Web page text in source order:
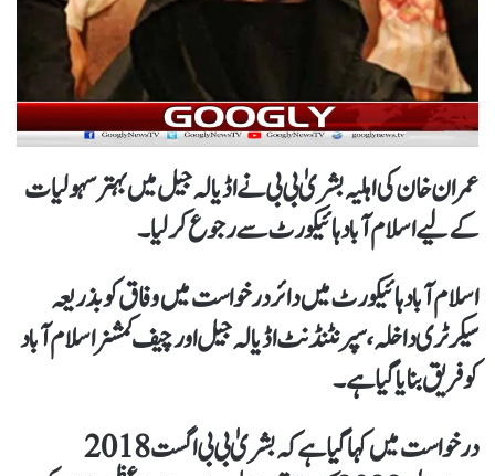
عمران خان کی اہلیہ بشریٰ بی بی نے اڈیالہ جیل میں بہترسہولیات
کےلیےاسلام آباد ہائیکورٹ سے رجوع کرلیا۔
اسلام آباد ہائیکورٹ میں دائر درخواست میں وفاق کو بذریعہ
سیکرٹری داخلہ،سپرنٹنڈنٹ اڈیالہ جیل اورچیف کمشنراسلام آباد
کو فریق بنایا گیا ہے۔
درخواست میں کہا گیا ہےکہ بشریٰ بی بی اگست 2018